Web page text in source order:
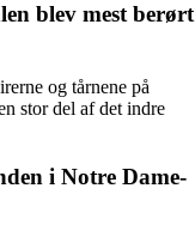
blev mest berørt
og tårnene på
stor del af det indre
i Notre Dame-